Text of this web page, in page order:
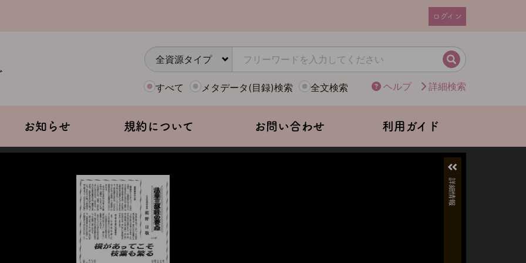
ユ
ー
ー
ア
ウ
ト
ログイン
検索
すべて メタデータ(目録)検索 全文検索 ヘルプ 詳細検索
お知らせ 規約について お問い合わせ 利用ガイド